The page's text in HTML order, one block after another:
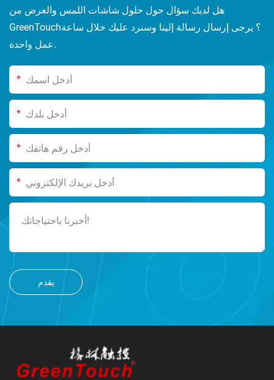
هل لديك سؤال حول حلول شاشات اللمس والعرض من
GreenTouch؟ يرجى إرسال رسالة إلينا وسنرد عليك خلال ساعة
عمل واحدة.
*
*
*
*
يقدم